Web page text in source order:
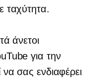
ταχύτητα.
άνετοι
για την
σας ενδιαφέρει